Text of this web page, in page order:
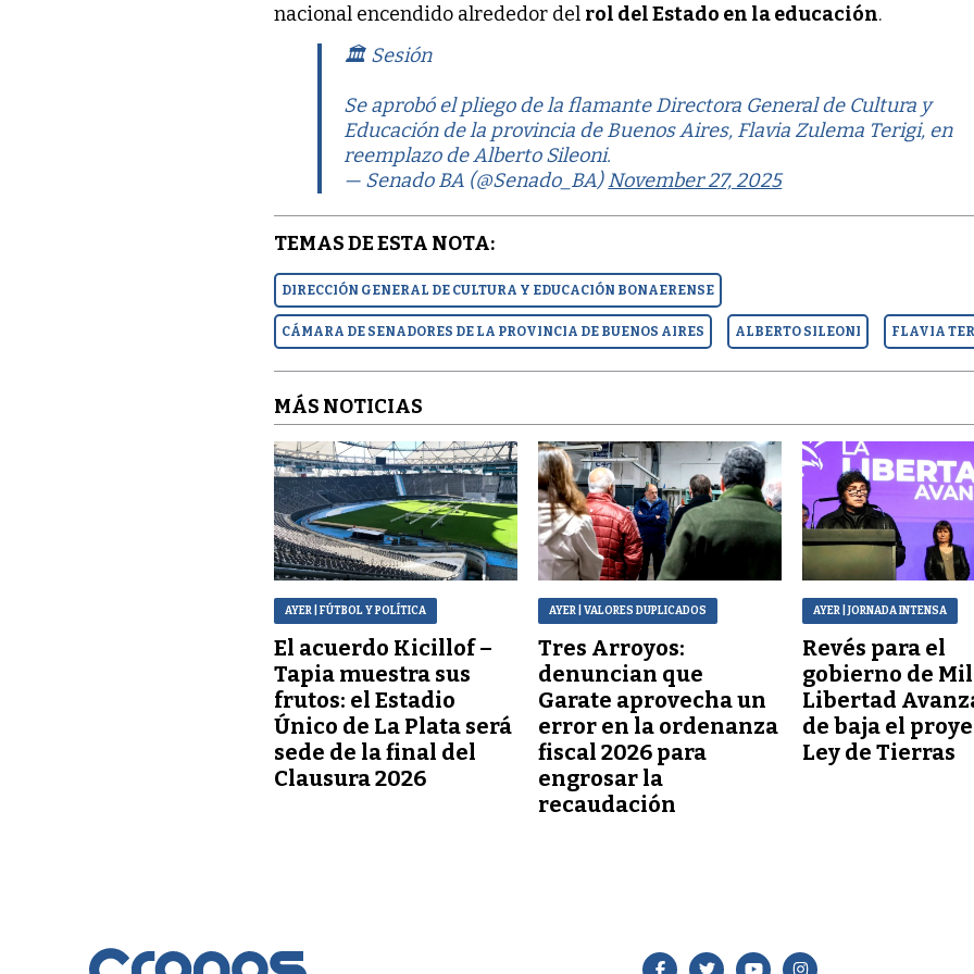
nacional encendido alrededor del rol del Estado en la educación.
🏛️ Sesión
Se aprobó el pliego de la flamante Directora General de Cultura y
Educación de la provincia de Buenos Aires, Flavia Zulema Terigi, en
reemplazo de Alberto Sileoni.
— Senado BA (@Senado_BA)November 27, 2025
TEMAS DE ESTA NOTA:
DIRECCIÓN GENERAL DE CULTURA Y EDUCACIÓN BONAERENSE
CÁMARA DE SENADORES DE LA PROVINCIA DE BUENOS AIRES ALBERTO SILEONI FLAVIA
MÁS NOTICIAS
AYER | FÚTBOL Y POLÍTICA
El acuerdo Kicillof –
Tapia muestra sus
frutos: el Estadio
Único de La Plata será
sede de la final del
Clausura 2026
AYER | VALORES DUPLICADOS
Tres Arroyos:
denuncian que
Garate aprovecha un
error en la ordenanza
fiscal 2026 para
engrosar la
recaudación
AYER | JORNADA INTENSA
Revés para el
gobierno de
Libertad
de baja el
Ley de Tierras